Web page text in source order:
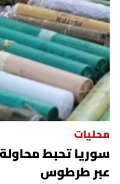
محليات
سوريا تحبط
عبر طرطوس